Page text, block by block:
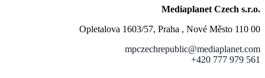
Mediaplanet Czech s.r.o.
Opletalova 1603/57, Praha , Nové Město 110 00
mpczechrepublic@mediaplanet.com
+420 777 979 561